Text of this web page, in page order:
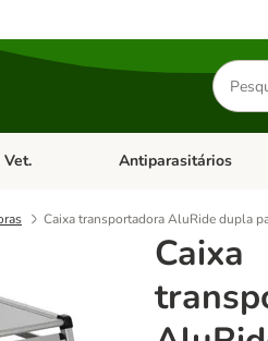
Pesquisar
de categoria: GatosAbrir menu de
Antiparasitários
Caixa transportadora AluRide dupla
Caixa